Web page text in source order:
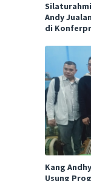
Andy
di
Kang
Usung